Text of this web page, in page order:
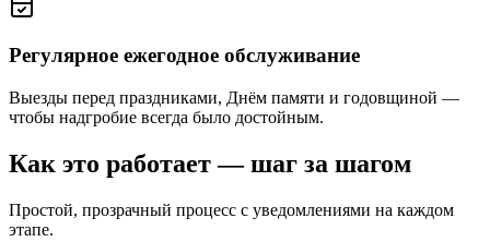
Регулярное ежегодное обслуживание
Выезды перед праздниками, Днём памяти и годовщиной —
чтобы надгробие всегда было достойным.
Как это работает — шаг за шагом
Простой, прозрачный процесс с уведомлениями на каждом
этапе.